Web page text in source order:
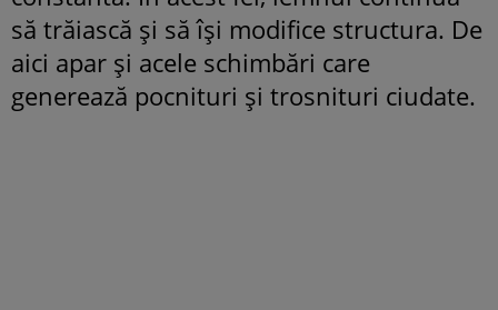
să trăiască și să își modifice structura. De
aici apar și acele schimbări care
generează pocnituri și trosnituri ciudate.